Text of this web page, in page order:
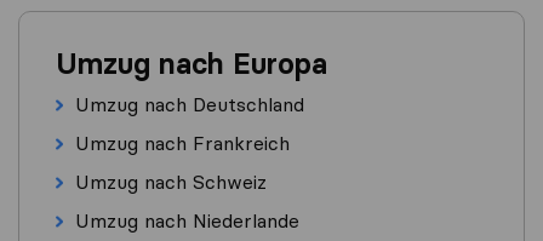
Umzug nach Europa
Umzug nach Deutschland
Umzug nach Frankreich
Umzug nach Schweiz
Umzug nach Niederlande